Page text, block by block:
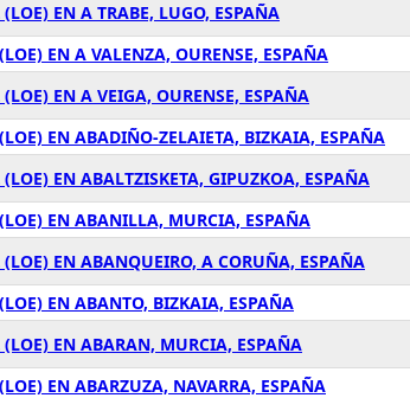
EN A TRABE, LUGO, ESPAÑA
EN A VALENZA, OURENSE, ESPAÑA
EN A VEIGA, OURENSE, ESPAÑA
EN ABADIÑO-ZELAIETA, BIZKAIA, ESPAÑA
EN ABALTZISKETA, GIPUZKOA, ESPAÑA
EN ABANILLA, MURCIA, ESPAÑA
EN ABANQUEIRO, A CORUÑA, ESPAÑA
EN ABANTO, BIZKAIA, ESPAÑA
EN ABARAN, MURCIA, ESPAÑA
EN ABARZUZA, NAVARRA, ESPAÑA